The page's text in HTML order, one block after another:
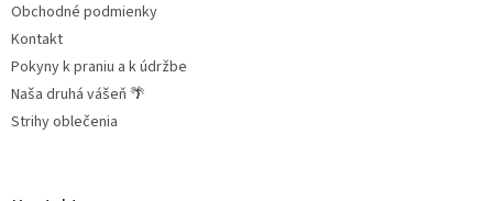
Obchodné podmienky
Kontakt
Pokyny k praniu a k údržbe
Naša druhá vášeň 🌴
Strihy oblečenia